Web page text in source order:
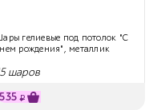
гелиевые под потолок "С
рождения", металлик
шаров
₽